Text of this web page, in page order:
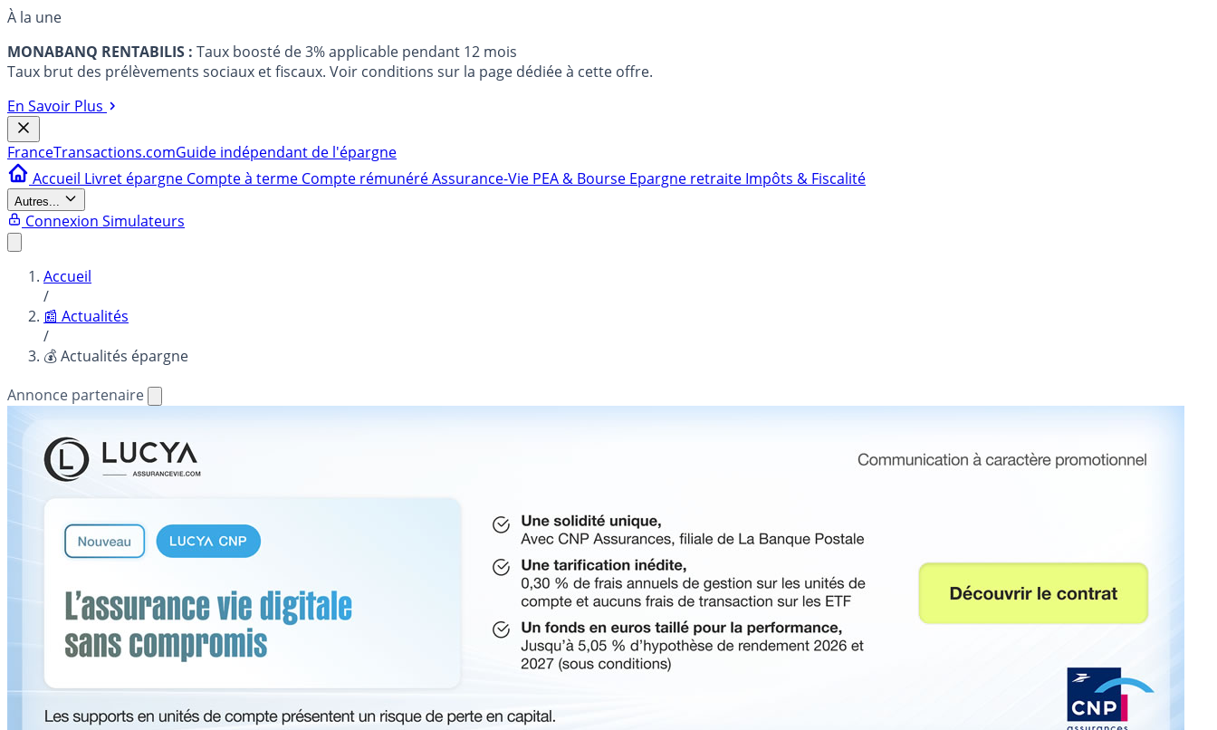
À la une
MONABANQ RENTABILIS : Taux boosté de 3% applicable pendant 12 mois
Taux brut des prélèvements sociaux et fiscaux. Voir conditions sur la page dédiée à cette offre.
En Savoir Plus
FranceTransactions.comGuide indépendant de l'épargne
Accueil Livret épargne Compte à terme Compte rémunéréAssurance-Vie PEA & Bourse Epargne retraite Impôts & Fiscalité
Autres...
Connexion Simulateurs
Accueil
/
📰 Actualités
/
💰 Actualités épargne
Annonce partenaire